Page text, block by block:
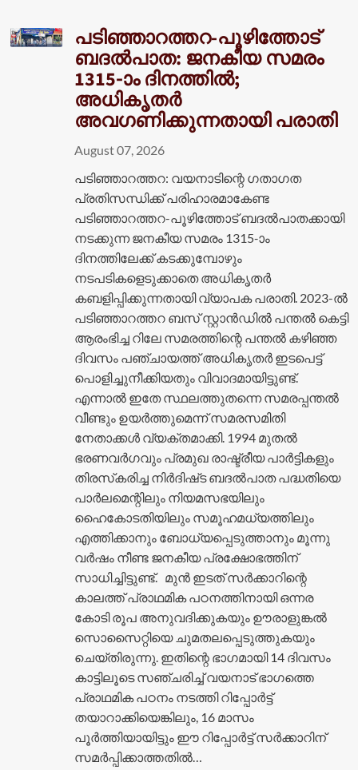
പടിഞ്ഞാറത്തറ-പൂഴിത്തോട്
ബദൽപാത: ജനകീയ സമരം
1315-ാം ദിനത്തിൽ;
അധികൃതർ
അവഗണിക്കുന്നതായി പരാതി
August 07, 2026
പടിഞ്ഞാറത്തറ: വയനാടിന്റെ ഗതാഗത
പ്രതിസന്ധിക്ക് പരിഹാരമാകേണ്ട
പടിഞ്ഞാറത്തറ-പൂഴിത്തോട് ബദൽപാതക്കായി
നടക്കുന്ന ജനകീയ സമരം 1315-ാം
ദിനത്തിലേക്ക് കടക്കുമ്പോഴും
നടപടികളെടുക്കാതെ അധികൃതർ
കബളിപ്പിക്കുന്നതായി വ്യാപക പരാതി. 2023-ൽ
പടിഞ്ഞാറത്തറ ബസ് സ്റ്റാൻഡിൽ പന്തൽ കെട്ടി
ആരംഭിച്ച റിലേ സമരത്തിന്റെ പന്തൽ കഴിഞ്ഞ
ദിവസം പഞ്ചായത്ത് അധികൃതർ ഇടപെട്ട്
പൊളിച്ചുനീക്കിയതും വിവാദമായിട്ടുണ്ട്.
എന്നാൽ ഇതേ സ്ഥലത്തുതന്നെ സമരപ്പന്തൽ
വീണ്ടും ഉയർത്തുമെന്ന് സമരസമിതി
നേതാക്കൾ വ്യക്തമാക്കി. 1994 മുതൽ
ഭരണവർഗവും പ്രമുഖ രാഷ്ട്രീയ പാർട്ടികളും
തിരസ്‌കരിച്ച നിർദിഷ്‌ട ബദൽപാത പദ്ധതിയെ
പാർലമെന്റിലും നിയമസഭയിലും
ഹൈകോടതിയിലും സമൂഹമധ്യത്തിലും
എത്തിക്കാനും ബോധ്യപ്പെടുത്താനും മൂന്നു
വർഷം നീണ്ട ജനകീയ പ്രക്ഷോഭത്തിന്
സാധിച്ചിട്ടുണ്ട്. മുൻ ഇടത് സർക്കാറിന്റെ
കാലത്ത് പ്രാഥമിക പഠനത്തിനായി ഒന്നര
കോടി രൂപ അനുവദിക്കുകയും ഊരാളുങ്കൽ
സൊസൈറ്റിയെ ചുമതലപ്പെടുത്തുകയും
ചെയ്തിരുന്നു. ഇതിന്റെ ഭാഗമായി 14 ദിവസം
കാട്ടിലൂടെ സഞ്ചരിച്ച് വയനാട് ഭാഗത്തെ
പ്രാഥമിക പഠനം നടത്തി റിപ്പോർട്ട്
തയാറാക്കിയെങ്കിലും, 16 മാസം
പൂർത്തിയായിട്ടും ഈ റിപ്പോർട്ട് സർക്കാറിന്
സമർപ്പിക്കാത്തതിൽ…